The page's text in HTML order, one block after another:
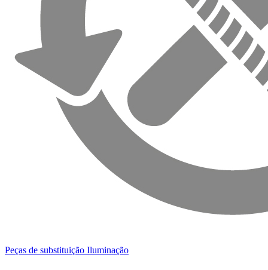
Peças de substituição Iluminação